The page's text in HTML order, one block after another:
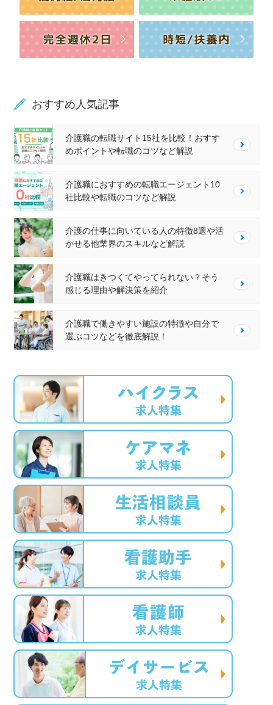
おすすめ人気記事
介護職の転職サイト15社を比較！おすす
めポイントや転職のコツなど解説
介護職におすすめの転職エージェント10
社比較や転職のコツなど解説
介護の仕事に向いている人の特徴8選や活
かせる他業界のスキルなど解説
介護職はきつくてやってられない？そう
感じる理由や解決策を紹介
介護職で働きやすい施設の特徴や自分で
選ぶコツなどを徹底解説！